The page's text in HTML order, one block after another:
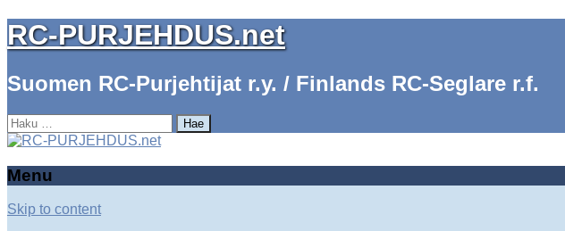
RC-PURJEHDUS.net
Suomen RC-Purjehtijat r.y. / Finlands RC-Seglare r.f.
Haku:
Menu
Skip to content